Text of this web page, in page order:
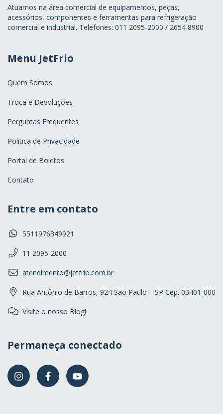
Atuamos na área comercial de equipamentos, peças,
acessórios, componentes e ferramentas para refrigeração
comercial e industrial. Telefones: 011 2095-2000 / 2654 8900
Menu JetFrio
Quem Somos
Troca e Devoluções
Perguntas Frequentes
Politica de Privacidade
Portal de Boletos
Contato
Entre em contato
5511976349921
11 2095-2000
atendimento@jetfrio.com.br
Rua Antônio de Barros, 924 São Paulo – SP Cep. 03401-000
Visite o nosso Blog!
Permaneça conectado